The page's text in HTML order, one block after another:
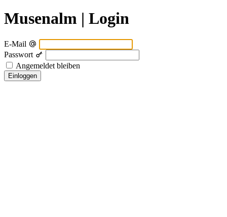
Musenalm | Login
E-Mail
Passwort
Angemeldet bleiben
Einloggen